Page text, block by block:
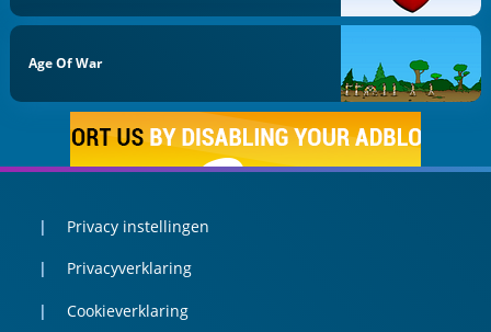
Age Of War
Privacy instellingen
Privacyverklaring
Cookieverklaring